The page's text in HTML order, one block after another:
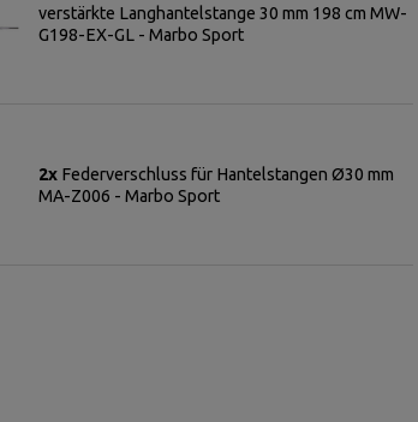
verstärkte Langhantelstange 30 mm 198 cm MW-
G198-EX-GL - Marbo Sport
2x Federverschluss für Hantelstangen Ø30 mm
MA-Z006 - Marbo Sport